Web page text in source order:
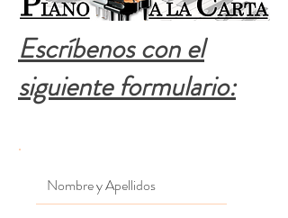
Escríbenos con el
siguiente formulario: